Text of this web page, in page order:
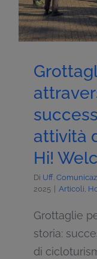
attività
Hi!
Di Uff.
2025
Articoli,
Grottaglie
storia:
di